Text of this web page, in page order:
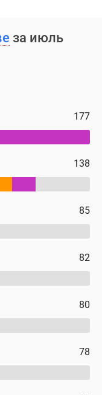
за июль
177
138
85
82
80
78